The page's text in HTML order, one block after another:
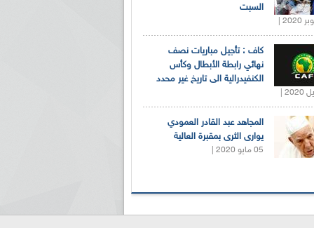
السبت
كاف : تأجيل مباريات نصف
نهائي رابطة الأبطال وكأس
الكنفيدرالية الى تاريخ غير محدد
المجاهد عبد القادر العمودي
يوارى الثرى بمقبرة العالية
05 مايو 2020 |